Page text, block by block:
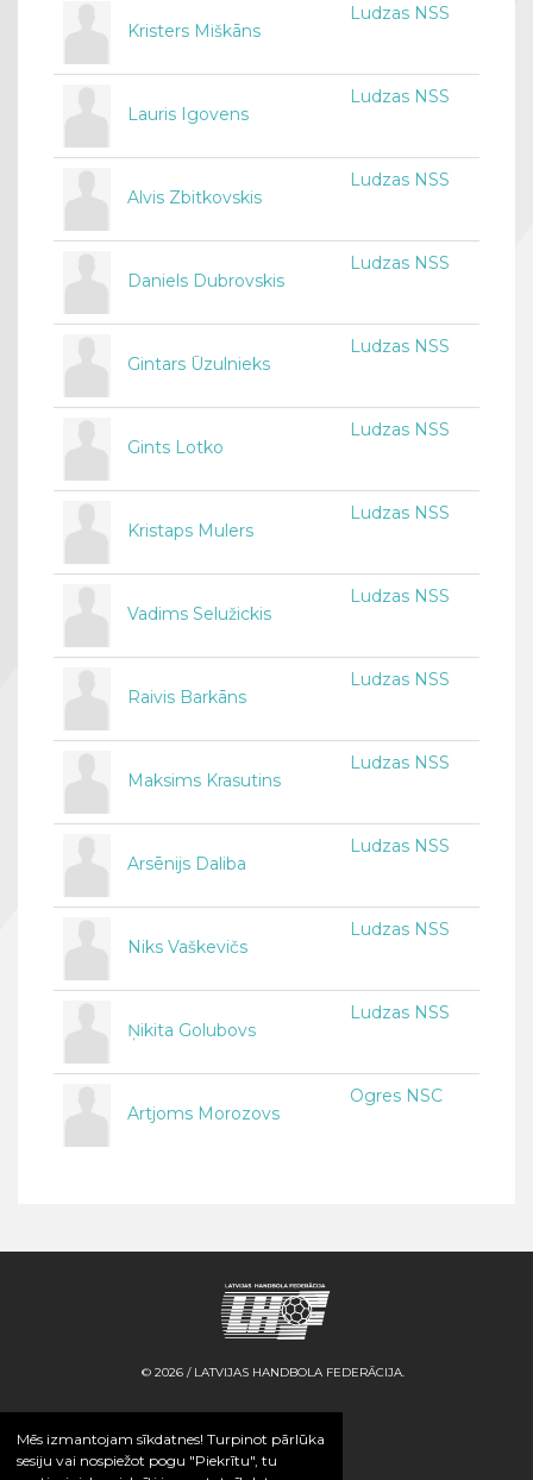
Mēs izmantojam sīkdatnes! Turpinot pārlūka
sesiju vai nospiežot pogu "Piekrītu", tu
Kristers Miškāns
Ludzas NSS
Lauris Igovens
Ludzas NSS
Alvis Zbitkovskis
Ludzas NSS
Daniels Dubrovskis
Ludzas NSS
Gintars Ūzulnieks
Ludzas NSS
Gints Lotko
Ludzas NSS
Kristaps Mulers
Ludzas NSS
Vadims Selužickis
Ludzas NSS
Raivis Barkāns
Ludzas NSS
Maksims Krasutins
Ludzas NSS
Arsēnijs Daliba
Ludzas NSS
Niks Vaškevičs
Ludzas NSS
Ņikita Golubovs
Ludzas NSS
Artjoms Morozovs
Ogres NSC
© 2026 / LATVIJAS HANDBOLA FEDERĀCIJA.